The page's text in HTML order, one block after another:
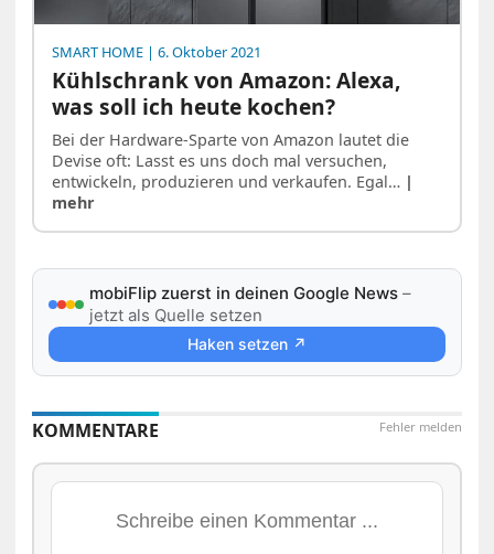
SMART HOME | 6. Oktober 2021
Kühlschrank von Amazon: Alexa,
was soll ich heute kochen?
Bei der Hardware-Sparte von Amazon lautet die
Devise oft: Lasst es uns doch mal versuchen,
entwickeln, produzieren und verkaufen. Egal… |
mehr
mobiFlip zuerst in deinen Google News –
jetzt als Quelle setzen
Haken setzen ↗
Fehler melden
KOMMENTARE